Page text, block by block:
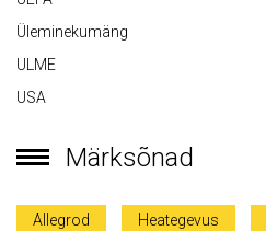
Üleminekumäng
ULME
USA
Märksõnad
Allegrod Heategevus